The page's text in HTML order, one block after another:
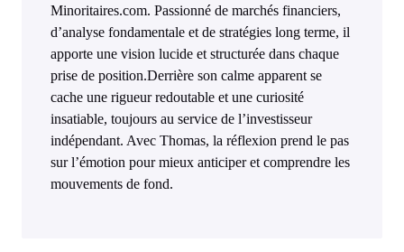
Minoritaires.com. Passionné de marchés financiers,
d’analyse fondamentale et de stratégies long terme, il
apporte une vision lucide et structurée dans chaque
prise de position.Derrière son calme apparent se
cache une rigueur redoutable et une curiosité
insatiable, toujours au service de l’investisseur
indépendant. Avec Thomas, la réflexion prend le pas
sur l’émotion pour mieux anticiper et comprendre les
mouvements de fond.